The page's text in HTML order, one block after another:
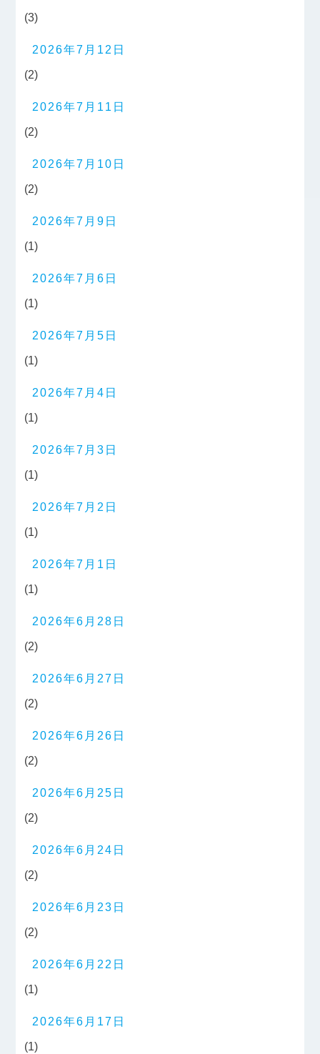
(3)
2026年7月12日
(2)
2026年7月11日
(2)
2026年7月10日
(2)
2026年7月9日
(1)
2026年7月6日
(1)
2026年7月5日
(1)
2026年7月4日
(1)
2026年7月3日
(1)
2026年7月2日
(1)
2026年7月1日
(1)
2026年6月28日
(2)
2026年6月27日
(2)
2026年6月26日
(2)
2026年6月25日
(2)
2026年6月24日
(2)
2026年6月23日
(2)
2026年6月22日
(1)
2026年6月17日
(1)